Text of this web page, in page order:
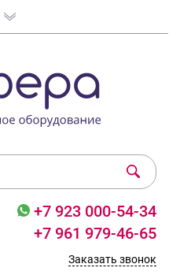
+7 923 000-54-34
+7 961 979-46-65
Заказать звонок